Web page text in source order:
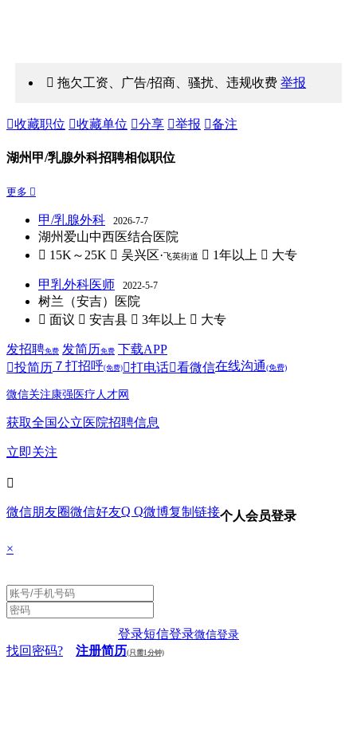
 拖欠工资、广告/招商、骚扰、违规收费举报
收藏职位 收藏单位 分享 举报 备注
湖州甲/乳腺外科招聘相似职位
更多 
甲/乳腺外科 2026-7-7
湖州爱山中西医结合医院
 15K～25K  吴兴区·飞英街道  1年以上  大专
甲乳外科医师 2022-5-7
树兰（安吉）医院
 面议  安吉县  3年以上  大专
发招聘免费 发简历免费 下载APP
投简历 ７ 打招呼(免费) 打电话看微信在线沟通(免费)
微信关注康强医疗人才网
获取全国公立医院招聘信息
立即关注

微信朋友圈微信好友Q Q微博复制链接个人会员登录
×
登录短信登录微信登录
找回密码? 注册简历(只需1分钟)